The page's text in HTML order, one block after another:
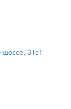
шоссе, 31с1